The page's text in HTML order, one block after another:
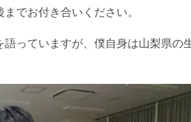
でお付き合いください。
語っていますが、僕自身は山梨県の